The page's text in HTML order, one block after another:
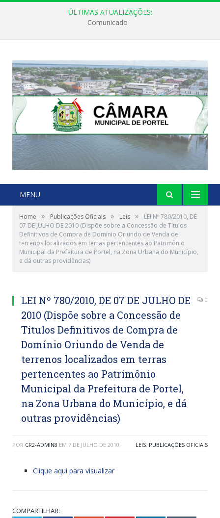
ÚLTIMAS ATUALIZAÇÕES:
Comunicado
MENU
Home » Publicações Oficiais » Leis »
LEI Nº 780/2010, DE
07 DE JULHO DE 2010 (Dispõe sobre a Concessão de Títulos
Definitivos de Compra de Domínio Oriundo de Venda de
terrenos localizados em terras pertencentes ao Patrimônio
Municipal da Prefeitura de Portel, na Zona Urbana do Município,
e dá outras providências)
LEI Nº 780/2010, DE 07 DE JULHO DE
2010 (Dispõe sobre a Concessão de
Títulos Definitivos de Compra de
Domínio Oriundo de Venda de
terrenos localizados em terras
pertencentes ao Patrimônio
Municipal da Prefeitura de Portel,
na Zona Urbana do Município, e dá
outras providências)
0
POR CR2-ADMIN8 EM 7 DE JULHO DE 2010 LEIS, PUBLICAÇÕES OFICIAIS
Clique aqui para visualizar
COMPARTILHAR: